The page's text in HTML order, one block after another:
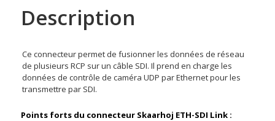
Description
Ce connecteur permet de fusionner les données de réseau
de plusieurs RCP sur un câble SDI. Il prend en charge les
données de contrôle de caméra UDP par Ethernet pour les
transmettre par SDI.
Points forts du connecteur Skaarhoj ETH-SDI Link :